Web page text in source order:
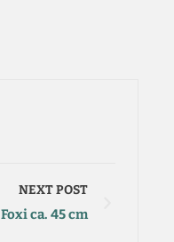
NEXT POST
Foxi ca. 45 cm